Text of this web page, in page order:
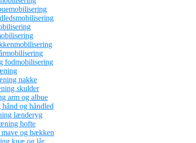
fodmobilisering
nakke
skulder
arm og albue
og håndled
lænderyg
hofte
og bækken